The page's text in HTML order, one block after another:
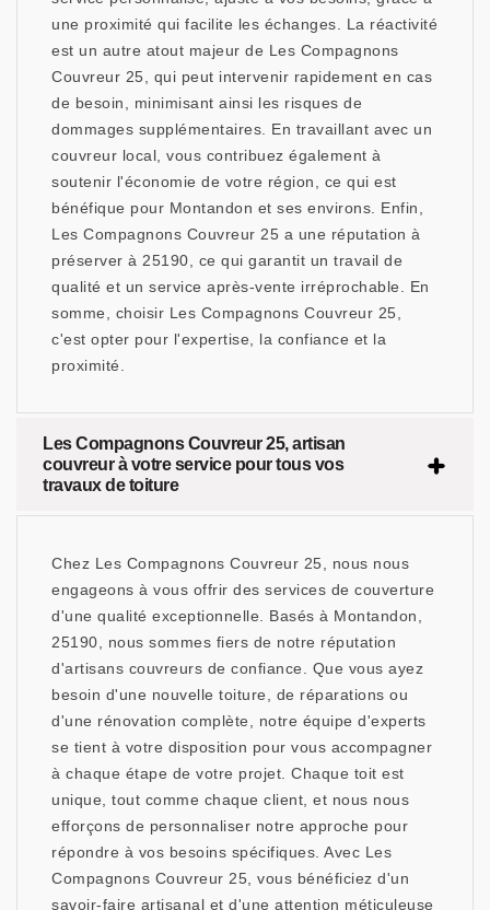
une proximité qui facilite les échanges. La réactivité
est un autre atout majeur de Les Compagnons
Couvreur 25, qui peut intervenir rapidement en cas
de besoin, minimisant ainsi les risques de
dommages supplémentaires. En travaillant avec un
couvreur local, vous contribuez également à
soutenir l'économie de votre région, ce qui est
bénéfique pour Montandon et ses environs. Enfin,
Les Compagnons Couvreur 25 a une réputation à
préserver à 25190, ce qui garantit un travail de
qualité et un service après-vente irréprochable. En
somme, choisir Les Compagnons Couvreur 25,
c'est opter pour l'expertise, la confiance et la
proximité.
Les Compagnons Couvreur 25, artisan
couvreur à votre service pour tous vos
travaux de toiture
Chez Les Compagnons Couvreur 25, nous nous
engageons à vous offrir des services de couverture
d'une qualité exceptionnelle. Basés à Montandon,
25190, nous sommes fiers de notre réputation
d'artisans couvreurs de confiance. Que vous ayez
besoin d'une nouvelle toiture, de réparations ou
d'une rénovation complète, notre équipe d'experts
se tient à votre disposition pour vous accompagner
à chaque étape de votre projet. Chaque toit est
unique, tout comme chaque client, et nous nous
efforçons de personnaliser notre approche pour
répondre à vos besoins spécifiques. Avec Les
Compagnons Couvreur 25, vous bénéficiez d'un
savoir-faire artisanal et d'une attention méticuleuse